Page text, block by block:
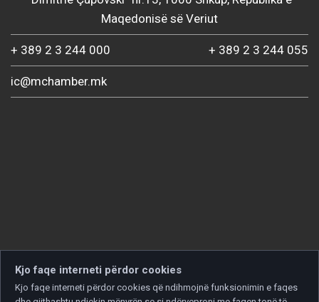
Maqedonisë së Veriut
+ 389 2 3 244 000 + 389 2 3 244 055
ic@mchamber.mk
Kjo faqe interneti përdor cookies
Kjo faqe interneti përdor cookies që ndihmojnë funksionimin e faqes